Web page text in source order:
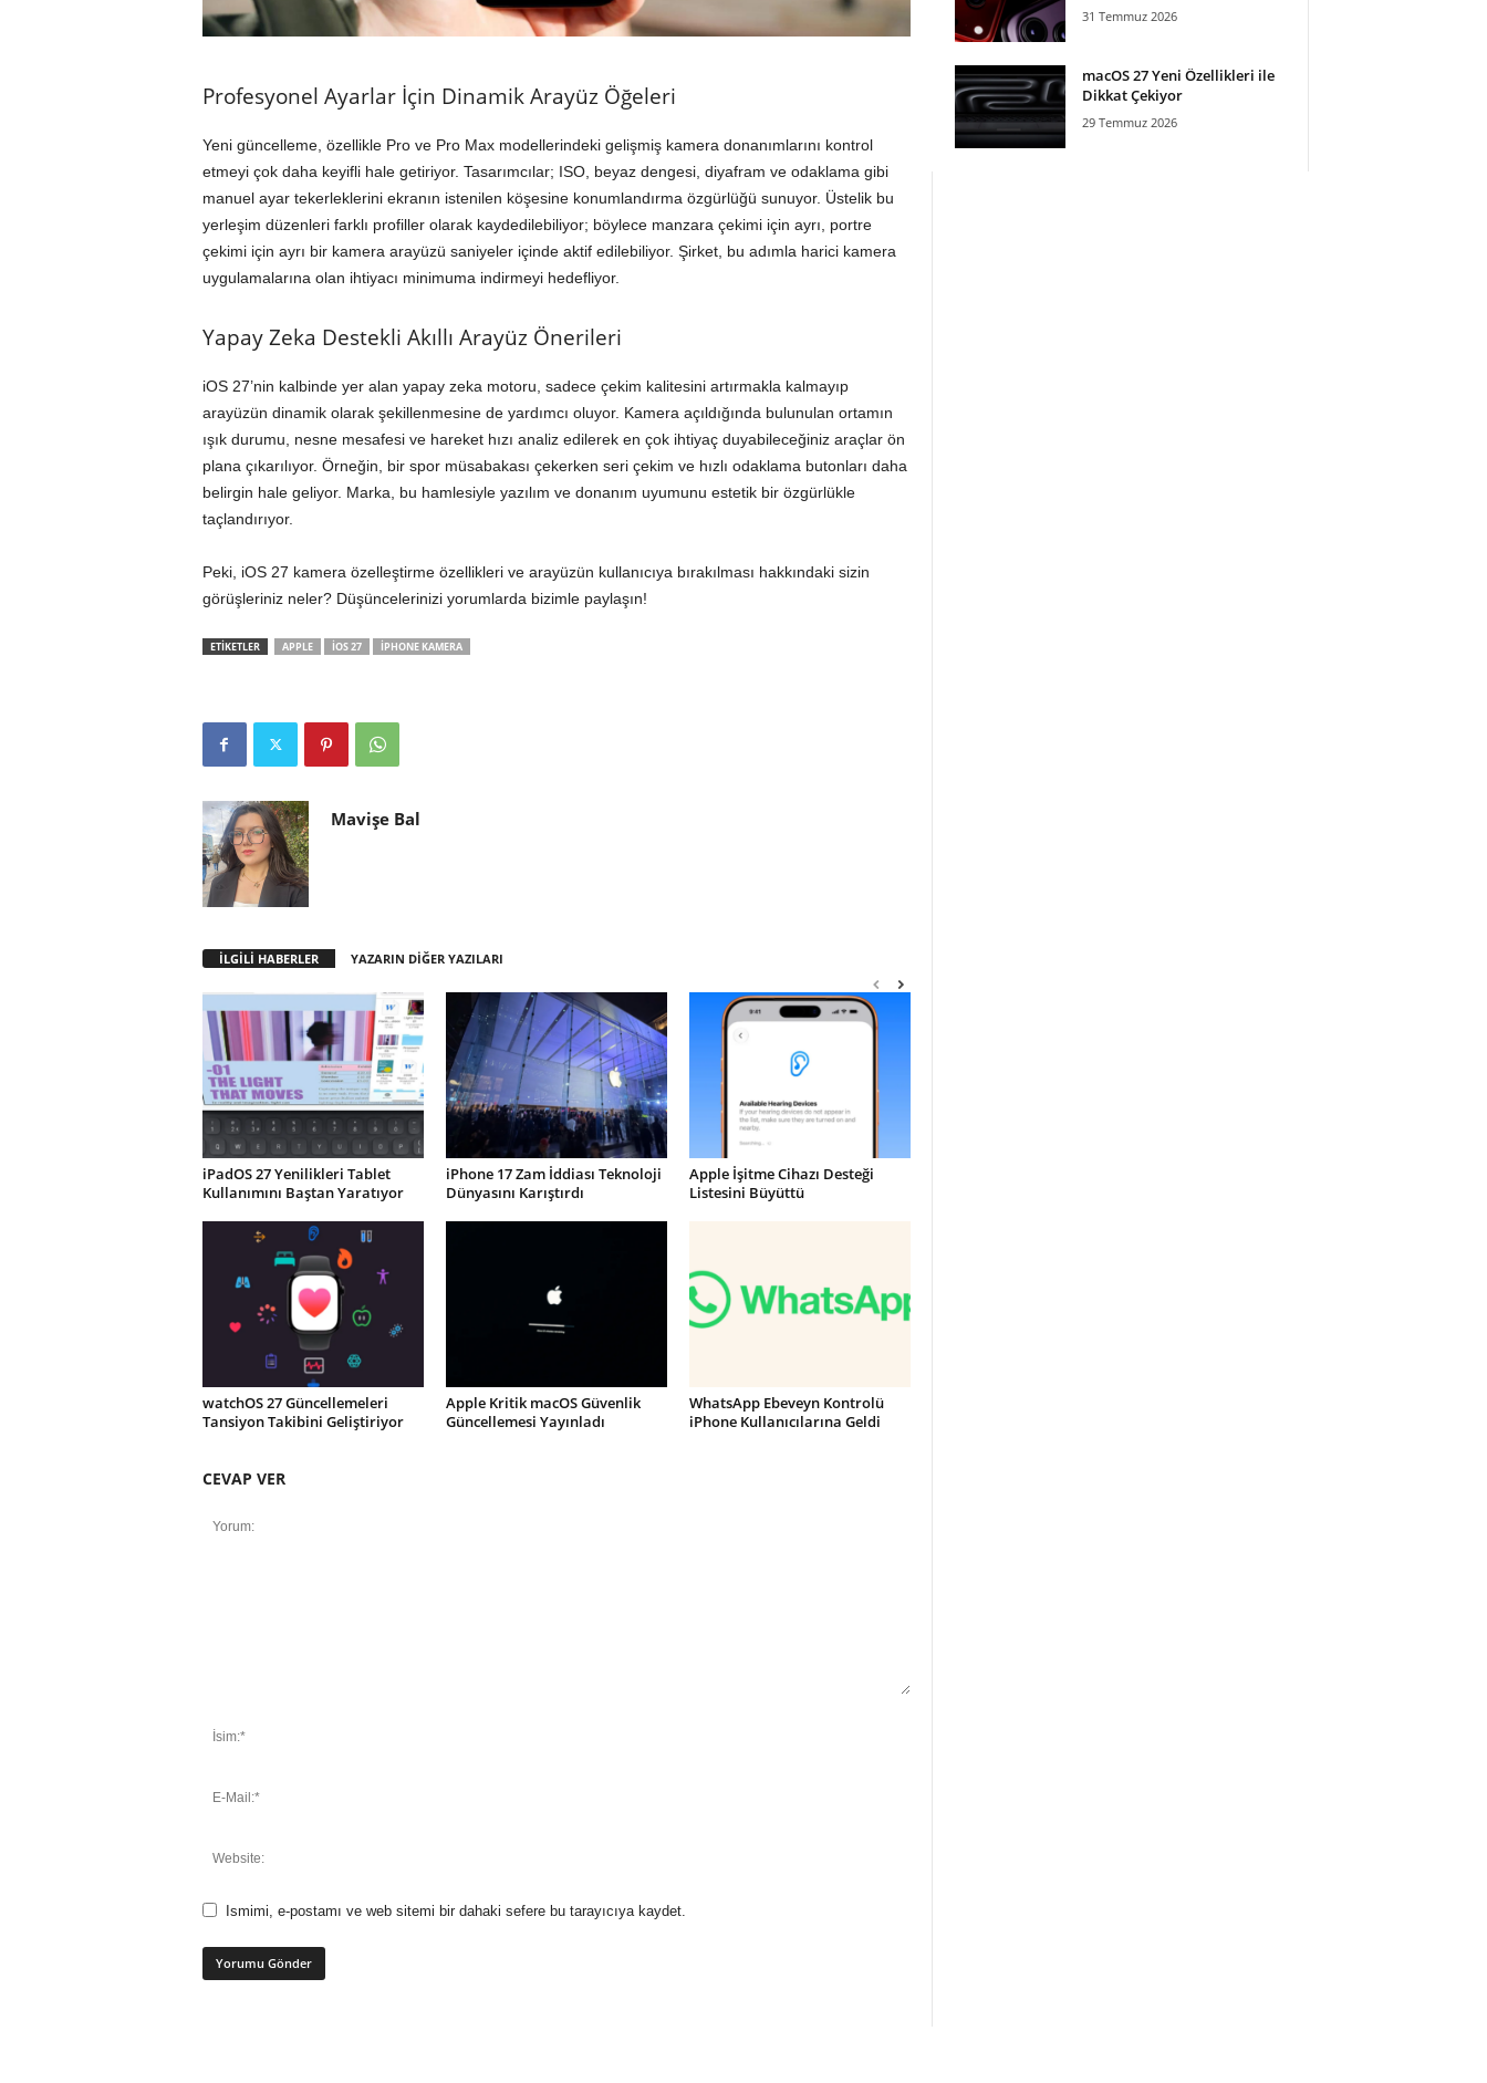
Profesyonel Ayarlar İçin Dinamik Arayüz Öğeleri
Yeni güncelleme, özellikle Pro ve Pro Max modellerindeki gelişmiş kamera donanımlarını kontrol
etmeyi çok daha keyifli hale getiriyor. Tasarımcılar; ISO, beyaz dengesi, diyafram ve odaklama gibi
manuel ayar tekerleklerini ekranın istenilen köşesine konumlandırma özgürlüğü sunuyor. Üstelik bu
yerleşim düzenleri farklı profiller olarak kaydedilebiliyor; böylece manzara çekimi için ayrı, portre
çekimi için ayrı bir kamera arayüzü saniyeler içinde aktif edilebiliyor. Şirket, bu adımla harici kamera
uygulamalarına olan ihtiyacı minimuma indirmeyi hedefliyor.
Yapay Zeka Destekli Akıllı Arayüz Önerileri
iOS 27’nin kalbinde yer alan yapay zeka motoru, sadece çekim kalitesini artırmakla kalmayıp
arayüzün dinamik olarak şekillenmesine de yardımcı oluyor. Kamera açıldığında bulunulan ortamın
ışık durumu, nesne mesafesi ve hareket hızı analiz edilerek en çok ihtiyaç duyabileceğiniz araçlar ön
plana çıkarılıyor. Örneğin, bir spor müsabakası çekerken seri çekim ve hızlı odaklama butonları daha
belirgin hale geliyor. Marka, bu hamlesiyle yazılım ve donanım uyumunu estetik bir özgürlükle
taçlandırıyor.
Peki, iOS 27 kamera özelleştirme özellikleri ve arayüzün kullanıcıya bırakılması hakkındaki sizin
görüşleriniz neler? Düşüncelerinizi yorumlarda bizimle paylaşın!
ETİKETLER APPLE IOS 27 IPHONE KAMERA
Mavişe Bal
İLGİLİ HABERLER YAZARIN DİĞER YAZILARI
iPadOS 27 Yenilikleri Tablet
Kullanımını Baştan Yaratıyor
iPhone 17 Zam İddiası Teknoloji
Dünyasını Karıştırdı
Apple İşitme Cihazı Desteği
Listesini Büyüttü
watchOS 27 Güncellemeleri
Tansiyon Takibini Geliştiriyor
Apple Kritik macOS Güvenlik
Güncellemesi Yayınladı
WhatsApp Ebeveyn Kontrolü
iPhone Kullanıcılarına Geldi
CEVAP VER
Ismimi, e-postamı ve web sitemi bir dahaki sefere bu tarayıcıya kaydet.
31 Temmuz 2026
macOS 27 Yeni Özellikleri ile
Dikkat Çekiyor
29 Temmuz 2026